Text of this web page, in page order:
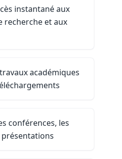
instantané aux
recherche et aux
académiques
conférences, les